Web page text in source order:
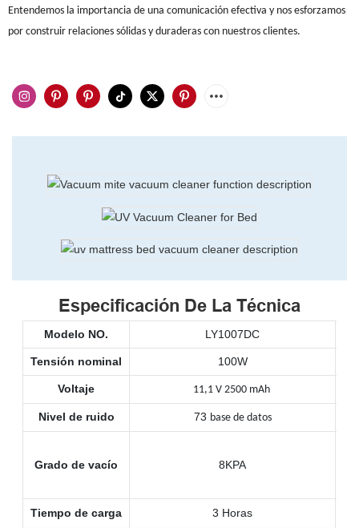
Entendemos la importancia de una comunicación efectiva y nos esforzamos
por construir relaciones sólidas y duraderas con nuestros clientes.
Especificación De La Técnica
Modelo NO. LY1007DC
Tensión nominal 100W
Voltaje 11,1 V 2500 mAh
Nivel de ruido 73 base de datos
Grado de vacío 8KPA
Tiempo de carga 3 Horas